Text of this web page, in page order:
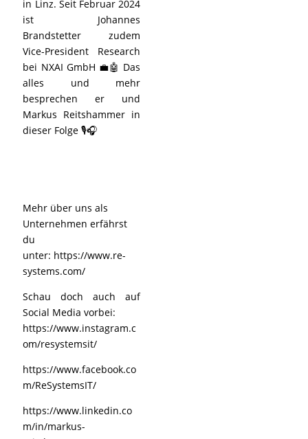
in Linz. Seit Februar 2024
ist Johannes
Brandstetter zudem
Vice-President Research
bei NXAI GmbH 💼🤖 Das
alles und mehr
besprechen er und
Markus Reitshammer in
dieser Folge 🎙️🎧
Mehr über uns als
Unternehmen erfährst
du
unter: https://www.re-
systems.com/
Schau doch auch auf
Social Media vorbei:
https://www.instagram.c
om/resystemsit/
https://www.facebook.co
m/ReSystemsIT/
https://www.linkedin.co
m/in/markus-